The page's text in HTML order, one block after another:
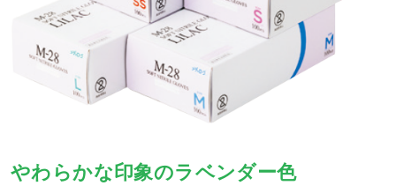
やわらかな印象のラベンダー色